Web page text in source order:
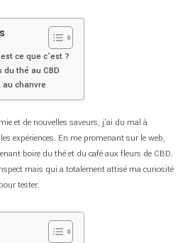
ce que c’est ?
du thé au CBD
au chanvre
et de nouvelles saveurs, j’ai du mal à
expériences. En me promenant sur le web,
boire du thé et du café aux fleurs de CBD.
mais qui a totalement attisé ma curiosité
tester.